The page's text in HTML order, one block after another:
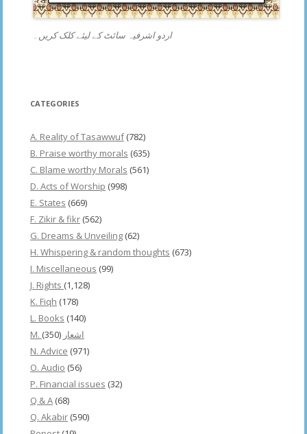
اردو اشرفیہ سائٹ کے لیئے کلک کریں۔
CATEGORIES
A. Reality of Tasawwuf(782)
B. Praise worthy morals (635)
C. Blame worthy Morals (561)
D. Acts of Worship (998)
E. States (669)
F. Zikir & fikr (562)
G. Dreams & Unveiling (62)
H. Whispering & random thoughts (673)
I. Miscellaneous (99)
J. Rights (1,128)
K. Fiqh (178)
L. Books (140)
M. اشعار (350)
N. Advice (971)
O. Audio (56)
P. Financial issues (32)
Q & A (68)
Q. Akabir (590)